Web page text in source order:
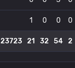
1 0 0 0
23723 21 32 54 2